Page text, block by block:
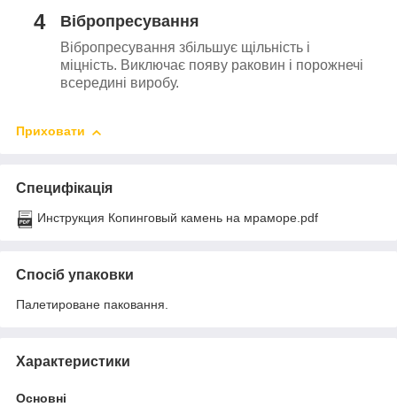
4 Вібропресування
Вібропресування збільшує щільність і
міцність. Виключає появу раковин і порожнечі
всередині виробу.
Приховати
Специфікація
Инструкция Копинговый камень на мраморе.pdf
Спосіб упаковки
Палетироване паковання.
Характеристики
Основні